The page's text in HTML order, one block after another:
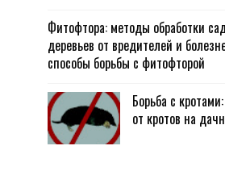
Фитофтора: методы обработки
деревьев от вредителей и
способы борьбы с фитофторой
Борьба с
от кротов на